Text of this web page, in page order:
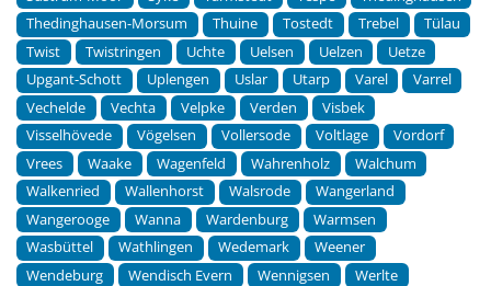
Thedinghausen-Morsum
Thuine Tostedt Trebel
Tülau
Twist
Twistringen Uchte Uelsen Uelzen
Uetze
Upgant-Schott
Uplengen Uslar Utarp Varel
Varrel
Vechelde
Vechta Velpke Verden
Visbek
Visselhövede
Vögelsen Vollersode Voltlage
Vordorf
Vrees
Waake Wagenfeld Wahrenholz
Walchum
Walkenried
Wallenhorst Walsrode
Wangerland
Wangerooge
Wanna Wardenburg
Warmsen
Wasbüttel
Wathlingen Wedemark
Weener
Wendeburg
Wendisch Evern Wennigsen
Werlte